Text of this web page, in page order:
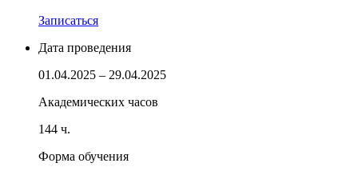
Записаться
Дата проведения
01.04.2025 – 29.04.2025
Академических часов
144 ч.
Форма обучения